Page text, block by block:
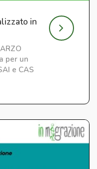
in
per un
e CAS